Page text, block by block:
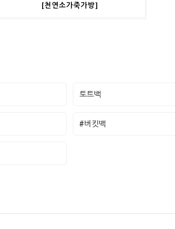
[천연소가죽가방]
토트백
#버킷백